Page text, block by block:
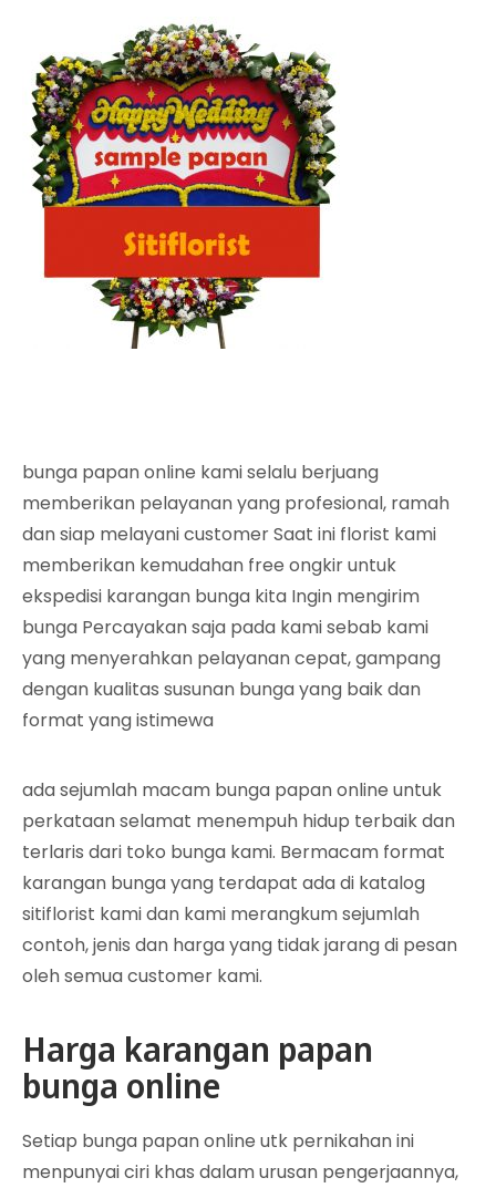
bunga papan online kami selalu berjuang
memberikan pelayanan yang profesional, ramah
dan siap melayani customer Saat ini florist kami
memberikan kemudahan free ongkir untuk
ekspedisi karangan bunga kita Ingin mengirim
bunga Percayakan saja pada kami sebab kami
yang menyerahkan pelayanan cepat, gampang
dengan kualitas susunan bunga yang baik dan
format yang istimewa
ada sejumlah macam bunga papan online untuk
perkataan selamat menempuh hidup terbaik dan
terlaris dari toko bunga kami. Bermacam format
karangan bunga yang terdapat ada di katalog
sitiflorist kami dan kami merangkum sejumlah
contoh, jenis dan harga yang tidak jarang di pesan
oleh semua customer kami.
Harga karangan papan
bunga online
Setiap bunga papan online utk pernikahan ini
menpunyai ciri khas dalam urusan pengerjaannya,